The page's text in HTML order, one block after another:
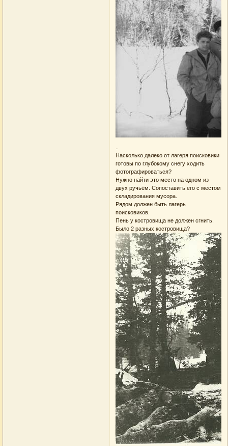
Насколько далеко от лагеря поисковики
готовы по глубокому снегу ходить
фотографироваться?
Нужно найти это место на одном из
двух ручьём. Сопоставить его с местом
складирования мусора.
Рядом должен быть лагерь
поисковиков.
Пень у костровища не должен сгнить.
Было 2 разных костровища?